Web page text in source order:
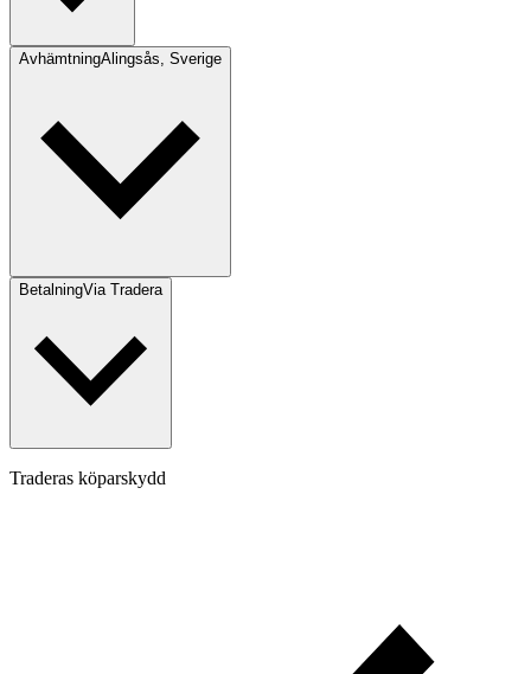
AvhämtningAlingsås, Sverige
BetalningVia Tradera
Traderas köparskydd